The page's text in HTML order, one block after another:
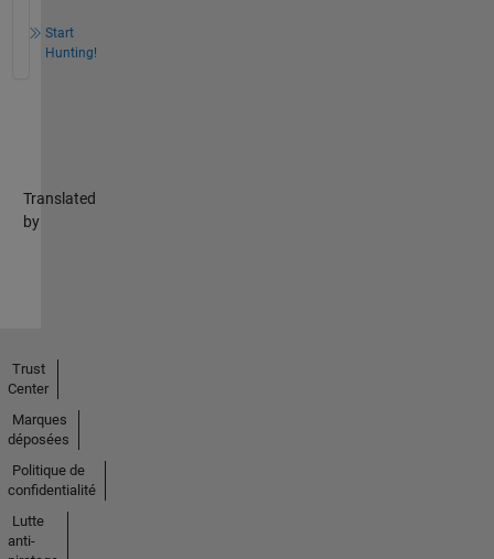
Start
Hunting!
Translated
by
Trust
Center
Marques
déposées
Politique de
confidentialité
Lutte
anti-